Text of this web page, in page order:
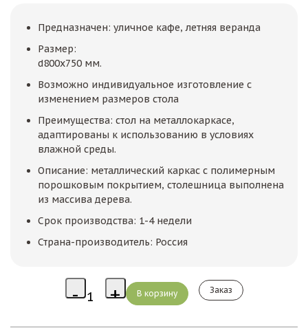
Предназначен: уличное кафе, летняя веранда
Размер:
d800x750 мм.
Возможно индивидуальное изготовление с
изменением размеров стола
Преимущества: стол на металлокаркасе,
адаптированы к использованию в условиях
влажной среды.
Описание: металлический каркас с полимерным
порошковым покрытием, столешница выполнена
из массива дерева.
Срок производства: 1-4 недели
Страна-производитель: Россия
Заказ